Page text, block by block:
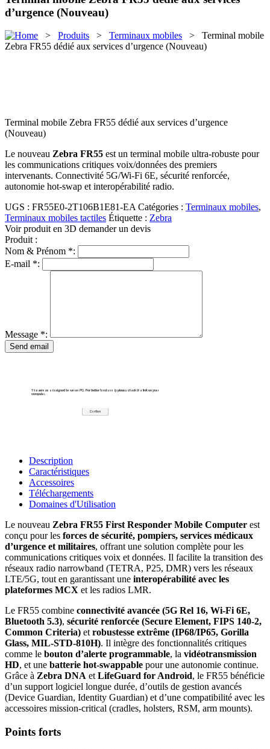
d’urgence (Nouveau)
> Produits > Terminaux mobiles > Terminal mobile
Zebra FR55 dédié aux services d’urgence (Nouveau)
Terminal mobile Zebra FR55 dédié aux services d’urgence
(Nouveau)
Le nouveau Zebra FR55 est un terminal mobile ultra-robuste pour
les communications critiques voix/données des premiers
intervenants. Connectivité 5G/Wi-Fi 6E, sécurité renforcée,
autonomie hot-swap et interopérabilité radio.
UGS : FR55E0-2T106B1E81-EA Catégories : Terminaux mobiles,
Terminaux mobiles tactiles Étiquette : Zebra
Voir produit en 3D demander un devis
Produit :
Nom & Prénom *:
E-mail *:
Message *:
Description
Caractéristiques
Accessoires
Téléchargements
Domaines d'Utilisation
Le nouveau Zebra FR55 First Responder Mobile Computer est
conçu pour les forces de sécurité, pompiers, services médicaux
d’urgence et militaires, offrant une solution complète pour les
communications critiques voix et données. Il facilite la transition des
réseaux radio narrowband (TETRA, P25, DMR) vers les réseaux
LTE/5G, tout en garantissant une interopérabilité avec les
plateformes MCX et les radios LMR.
Le FR55 combine connectivité avancée (5G Rel 16, Wi-Fi 6E,
Bluetooth 5.3), sécurité renforcée (Secure Element, FIPS 140-2,
Common Criteria) etrobustesse extrême (IP68/IP65, Gorilla
Glass, MIL-STD-810H). Il intègre des fonctionnalités critiques
comme le bouton d’alerte programmable, la vidéotransmission
HD, et une batterie hot-swappable pour une autonomie continue.
Grâce à Zebra DNA etLifeGuard for Android, le FR55 bénéficie
d’un support logiciel longue durée, d’outils de gestion avancés
(Device Guardian, Identity Guardian) et d’une compatibilité avec les
accessoires mission-critical (cradles, holsters, RSM, arm mounts).
Points forts